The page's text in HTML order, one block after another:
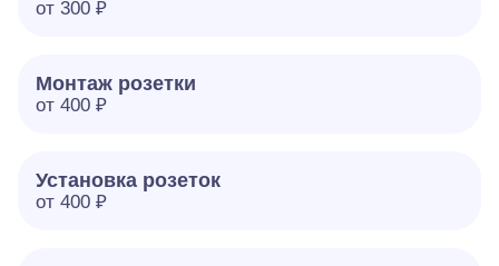
от 300 ₽
Монтаж розетки
от 400 ₽
Установка розеток
от 400 ₽